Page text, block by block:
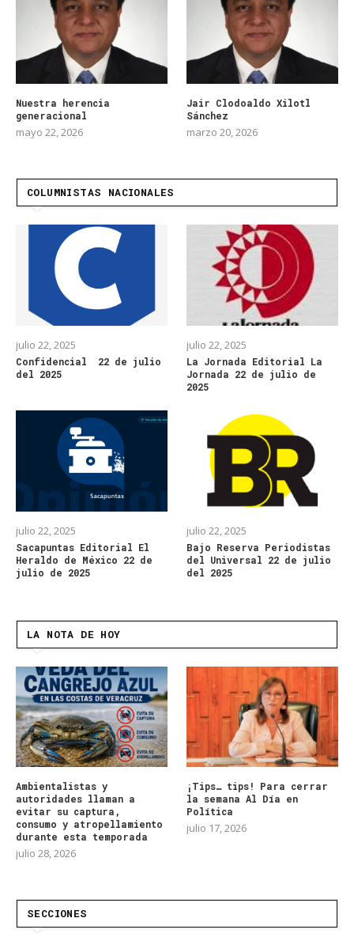
Nuestra herencia
generacional
mayo 22, 2026
Jair Clodoaldo Xilotl
Sánchez
marzo 20, 2026
COLUMNISTAS NACIONALES
julio 22, 2025
Confidencial 22 de julio
del 2025
julio 22, 2025
La Jornada Editorial La
Jornada 22 de julio de
2025
julio 22, 2025
Sacapuntas Editorial El
Heraldo de México 22 de
julio de 2025
julio 22, 2025
Bajo Reserva Periodistas
del Universal 22 de julio
del 2025
LA NOTA DE HOY
Ambientalistas y
autoridades llaman a
evitar su captura,
consumo y atropellamiento
durante esta temporada
julio 28, 2026
¡Tips… tips! Para cerrar
la semana Al Día en
Política
julio 17, 2026
SECCIONES